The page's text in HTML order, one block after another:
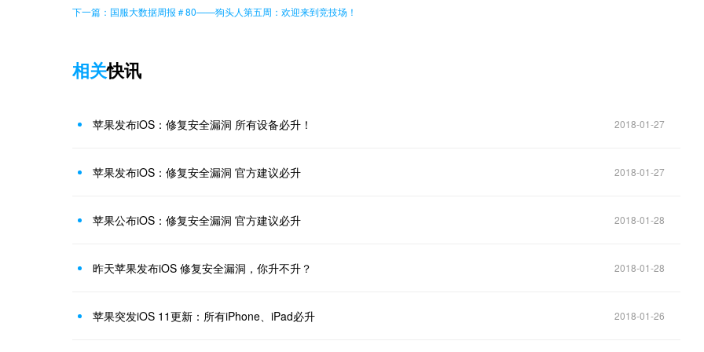
下一篇：国服大数据周报＃80——狗头人第五周：欢迎来到竞技场！
相关快讯
苹果发布iOS：修复安全漏洞 所有设备必升！ 2018-01-27
苹果发布iOS：修复安全漏洞 官方建议必升 2018-01-27
苹果公布iOS：修复安全漏洞 官方建议必升 2018-01-28
昨天苹果发布iOS 修复安全漏洞，你升不升？ 2018-01-28
苹果突发iOS 11更新：所有iPhone、iPad必升 2018-01-26